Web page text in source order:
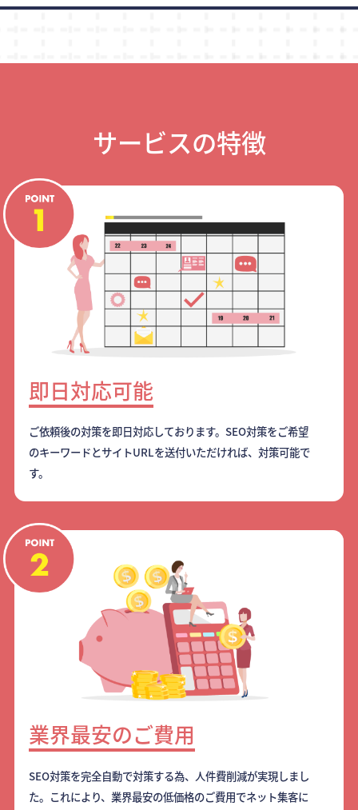
サービスの特徴
即日対応可能
ご依頼後の対策を即日対応しております。SEO対策をご希望
のキーワードとサイトURLを送付いただければ、対策可能で
す。
業界最安のご費用
SEO対策を完全自動で対策する為、人件費削減が実現しまし
た。これにより、業界最安の低価格のご費用でネット集客に